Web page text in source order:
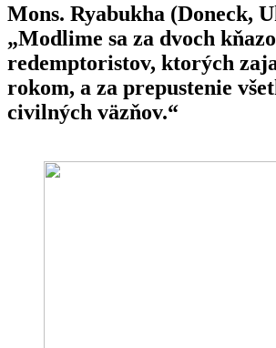
Mons. Ryabukha (Doneck,
„Modlime sa za dvoch
redemptoristov, ktorých
rokom, a za prepustenie
civilných väzňov.“